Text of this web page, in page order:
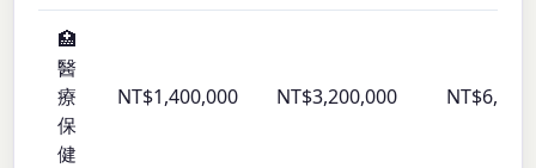
🏥
醫
療
保
健
NT$1,400,000 NT$3,200,000